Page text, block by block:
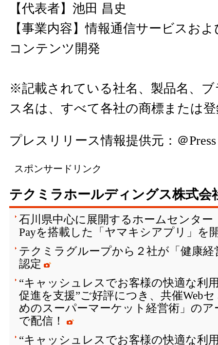
【代表者】池田 昌史
【事業内容】情報通信サービスお
コンテンツ開発
※記載されている社名、製品名、
ス名は、すべて各社の商標または
プレスリリース情報提供元： ＠Press
スポンサードリンク
テクミラホールディングス株式会
石川県中心に展開するホームセンター
Payを搭載した「ヤマキシアプリ」を
テクミラグループから２社が「健康経
認定
“キャッシュレスでお客様の快適な利
促進を支援”ご好評につき、共催Web
めのスーパーマーケット経営術」の
で配信！
“キャッシュレスでお客様の快適な利